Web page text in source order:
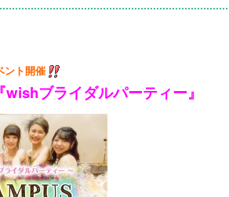
ント開催
『wishブライダルパーティー』